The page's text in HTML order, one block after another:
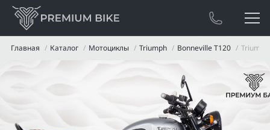
Главная Каталог Мотоциклы Triumph Bonneville T120